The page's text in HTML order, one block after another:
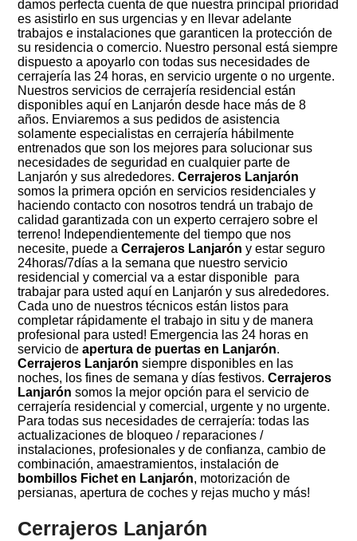
damos perfecta cuenta de que nuestra principal prioridad
es asistirlo en sus urgencias y en llevar adelante
trabajos e instalaciones que garanticen la protección de
su residencia o comercio. Nuestro personal está siempre
dispuesto a apoyarlo con todas sus necesidades de
cerrajería las 24 horas, en servicio urgente o no urgente.
Nuestros servicios de cerrajería residencial están
disponibles aquí en Lanjarón desde hace más de 8
años. Enviaremos a sus pedidos de asistencia
solamente especialistas en cerrajería hábilmente
entrenados que son los mejores para solucionar sus
necesidades de seguridad en cualquier parte de
Lanjarón y sus alrededores.Cerrajeros Lanjarón
somos la primera opción en servicios residenciales y
haciendo contacto con nosotros tendrá un trabajo de
calidad garantizada con un experto cerrajero sobre el
terreno! Independientemente del tiempo que nos
necesite, puede aCerrajeros Lanjarón y estar seguro
24horas/7días a la semana que nuestro servicio
residencial y comercial va a estar disponible para
trabajar para usted aquí en Lanjarón y sus alrededores.
Cada uno de nuestros técnicos están listos para
completar rápidamente el trabajo in situ y de manera
profesional para usted! Emergencia las 24 horas en
servicio deapertura de puertas en Lanjarón.
Cerrajeros Lanjarón siempre disponibles en las
noches, los fines de semana y días festivos.Cerrajeros
Lanjarón somos la mejor opción para el servicio de
cerrajería residencial y comercial, urgente y no urgente.
Para todas sus necesidades de cerrajería: todas las
actualizaciones de bloqueo / reparaciones /
instalaciones, profesionales y de confianza, cambio de
combinación, amaestramientos, instalación de
bombillos Fichet en Lanjarón, motorización de
persianas, apertura de coches y rejas mucho y más!
Cerrajeros Lanjarón